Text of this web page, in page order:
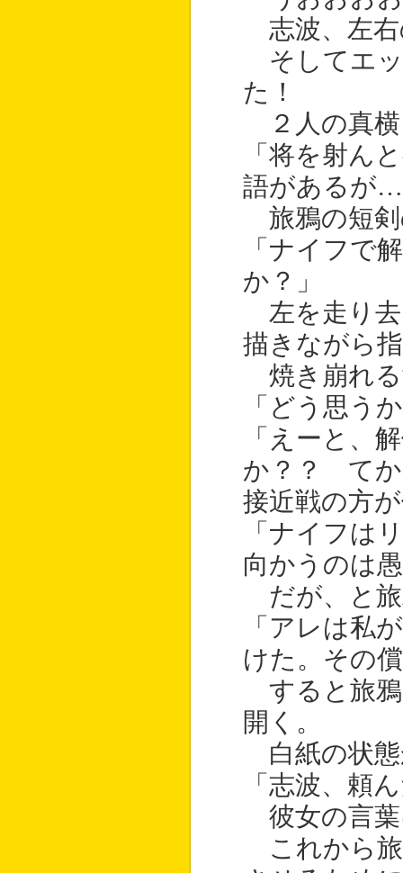
志波、左右
そしてエッ
た！
２人の真横
「将を射ん
語があるが
旅鴉の短剣
「ナイフで
か？」
左を走り去
描きながら
焼き崩れる
「どう思う
「えーと、
か？？ てか
接近戦の方
「ナイフは
向かうのは
だが、と旅
「アレは私
けた。その
すると旅鴉
開く。
白紙の状態
「志波、頼
彼女の言葉
これから旅